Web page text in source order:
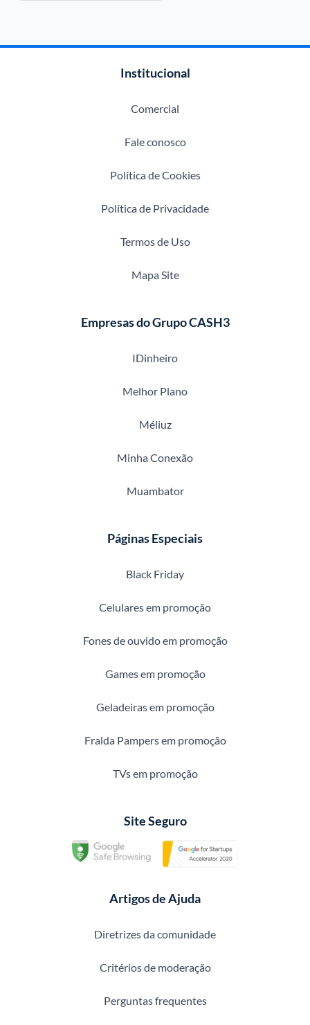
Institucional
Comercial
Fale conosco
Política de Cookies
Política de Privacidade
Termos de Uso
Mapa Site
Empresas do Grupo CASH3
IDinheiro
Melhor Plano
Méliuz
Minha Conexão
Muambator
Páginas Especiais
Black Friday
Celulares em promoção
Fones de ouvido em promoção
Games em promoção
Geladeiras em promoção
Fralda Pampers em promoção
TVs em promoção
Site Seguro
Artigos de Ajuda
Diretrizes da comunidade
Critérios de moderação
Perguntas frequentes